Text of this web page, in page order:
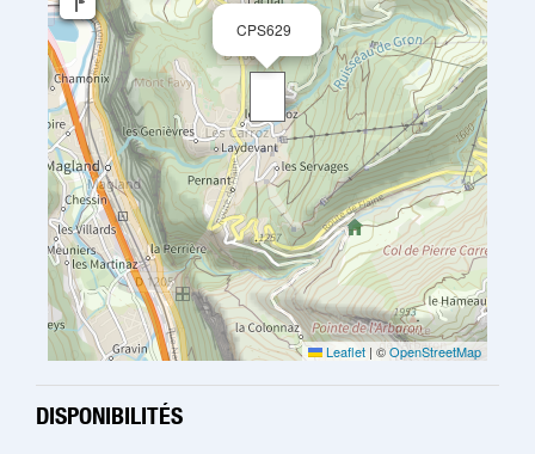
CPS629
Leaflet | ©OpenStreetMap
DISPONIBILITÉS